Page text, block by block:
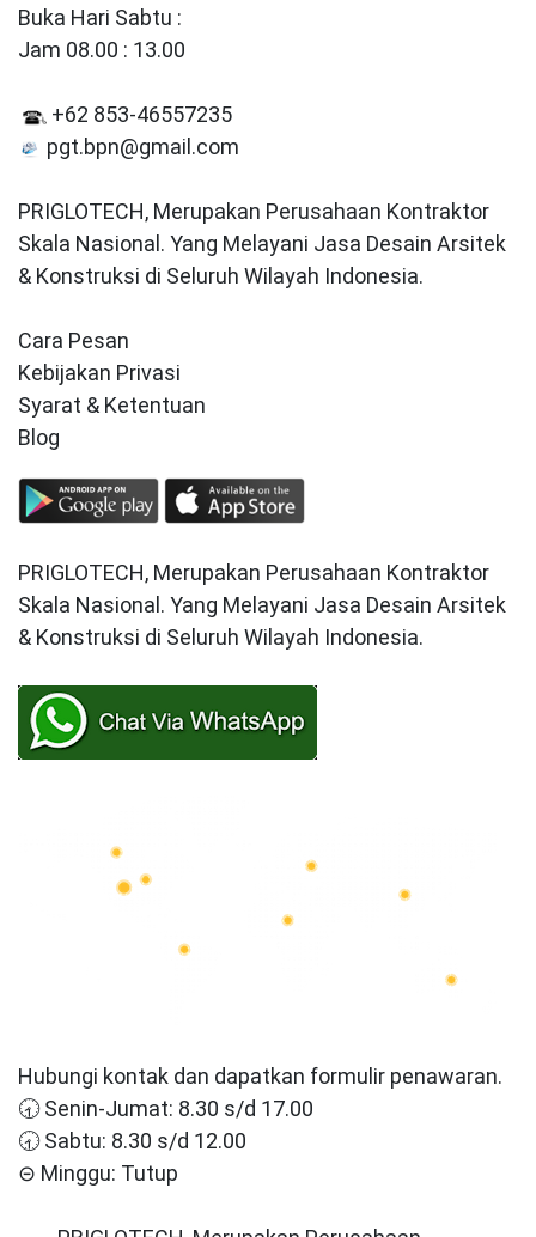
Buka Hari Sabtu :
Jam 08.00 : 13.00
+62 853-46557235
pgt.bpn@gmail.com
PRIGLOTECH, Merupakan Perusahaan Kontraktor
Skala Nasional. Yang Melayani Jasa Desain Arsitek
& Konstruksi di Seluruh Wilayah Indonesia.
Cara Pesan
Kebijakan Privasi
Syarat & Ketentuan
Blog
PRIGLOTECH, Merupakan Perusahaan Kontraktor
Skala Nasional. Yang Melayani Jasa Desain Arsitek
& Konstruksi di Seluruh Wilayah Indonesia.
Hubungi kontak dan dapatkan formulir penawaran.
🕣 Senin-Jumat: 8.30 s/d 17.00
🕣 Sabtu: 8.30 s/d 12.00
⊝ Minggu: Tutup